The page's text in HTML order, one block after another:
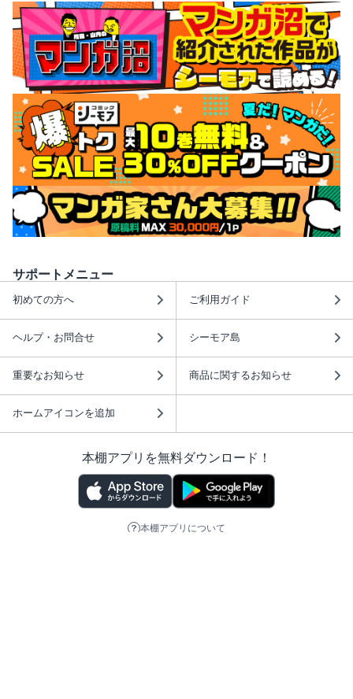
サポートメニュー
初めての方へ ご利用ガイド
ヘルプ・お問合せ シーモア島
重要なお知らせ 商品に関するお知らせ
ホームアイコンを追加
本棚アプリを無料ダウンロード！
本棚アプリについて